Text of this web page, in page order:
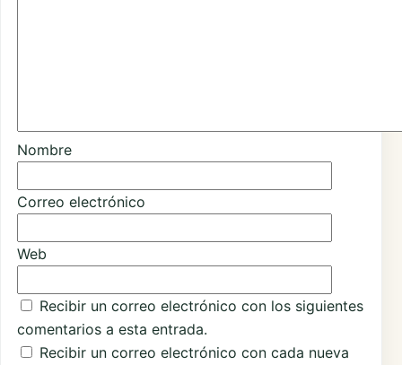
Nombre
Correo electrónico
Web
Recibir un correo electrónico con los siguientes
comentarios a esta entrada.
Recibir un correo electrónico con cada nueva